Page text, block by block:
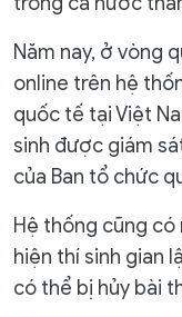
Năm nay, ở vòng
online trên hệ
quốc tế tại Việt
sinh được giám
của Ban tổ chức
Hệ thống cũng
hiện thí sinh gian
có thể bị hủy bài